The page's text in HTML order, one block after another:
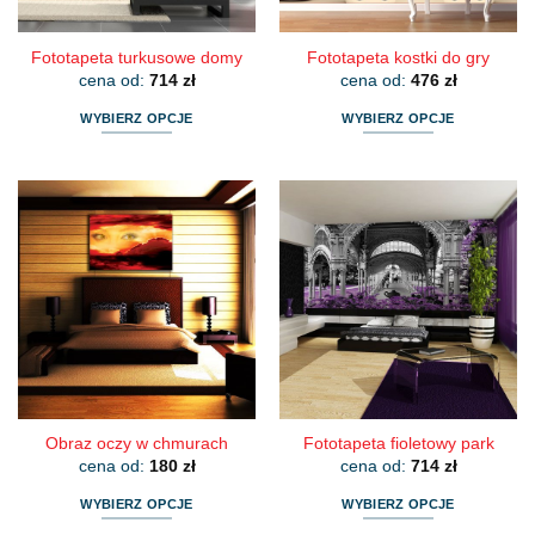
produktu
produktu
Fototapeta turkusowe domy
cena od: 714 zł
WYBIERZ OPCJE
ma
wiele
wariantów.
Opcje
można
wybrać
na
stronie
produktu
Fototapeta kostki do gry
cena od: 476 zł
WYBIERZ OPCJE
wiele
wariantów.
Opcje
można
wybrać
na
stronie
produktu
Obraz oczy w chmurach
cena od: 180 zł
WYBIERZ OPCJE
Fototapeta fioletowy park
cena od: 714 zł
WYBIERZ OPCJE